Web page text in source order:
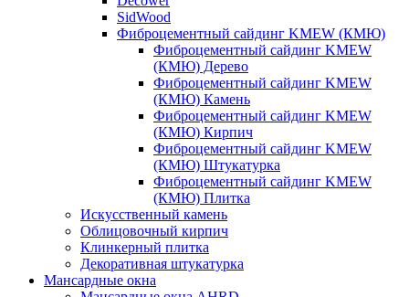
SidWood
Фиброцементный сайдинг KMEW (КМЮ)
Фиброцементный сайдинг KMEW
(КМЮ) Дерево
Фиброцементный сайдинг KMEW
(КМЮ) Камень
Фиброцементный сайдинг KMEW
(КМЮ) Кирпич
Фиброцементный сайдинг KMEW
(КМЮ) Штукатурка
Фиброцементный сайдинг KMEW
(КМЮ) Плитка
Искусственный камень
Облицовочный кирпич
Клинкерный плитка
Декоративная штукатурка
Мансардные окна